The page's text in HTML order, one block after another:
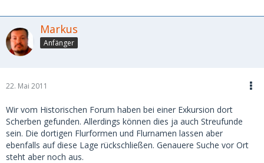
Markus
Anfänger
22. Mai 2011
Wir vom Historischen Forum haben bei einer Exkursion dort
Scherben gefunden. Allerdings können dies ja auch Streufunde
sein. Die dortigen Flurformen und Flurnamen lassen aber
ebenfalls auf diese Lage rückschließen. Genauere Suche vor Ort
steht aber noch aus.